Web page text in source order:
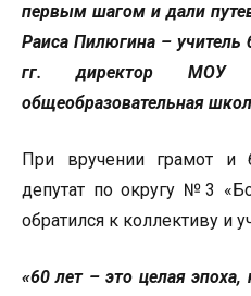
первым шагом и дали
Раиса Пилюгина – учитель
гг. директор МОУ
общеобразовательная
При вручении грамот и
депутат по округу №3
обратился к коллективу и
«60 лет – это целая